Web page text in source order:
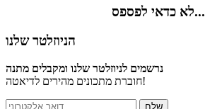
לא כדאי לפספס...
הניוזלטר שלנו
נרשמים לניוזלטר שלנו ומקבלים מתנה
חוברת מתכונים מהירים לדיאטה!